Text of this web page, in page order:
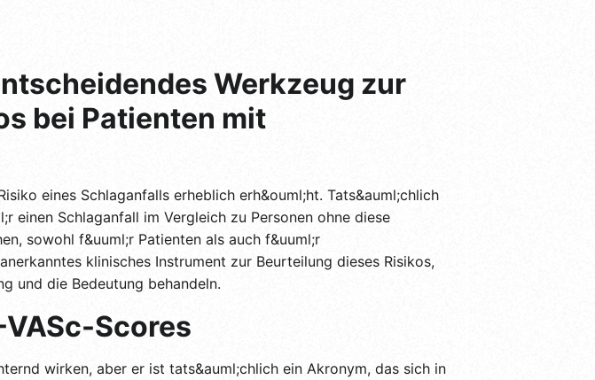
Werkzeug zur
bei Patienten mit
eines Schlaganfalls erheblich erh&ouml;ht. Tats&auml;chlich
einen Schlaganfall im Vergleich zu Personen ohne diese
sowohl f&uuml;r Patienten als auch f&uuml;r
klinisches Instrument zur Beurteilung dieses Risikos,
und die Bedeutung behandeln.
Scores
wirken, aber er ist tats&auml;chlich ein Akronym, das sich in